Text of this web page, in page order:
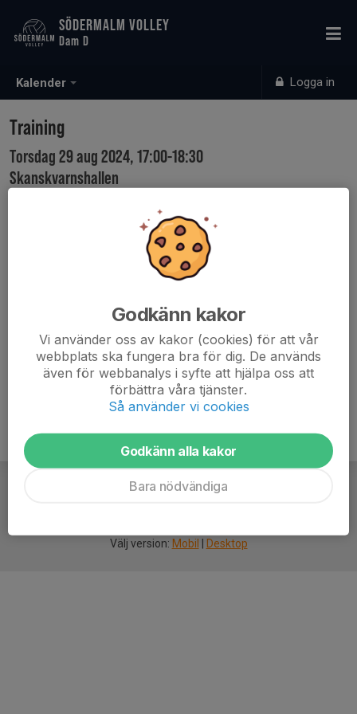
Kalender Logga in
SÖDERMALM VOLLEY
Dam D
Training
Torsdag 29 aug 2024, 17:00-18:30
Skanskvarnshallen
Välj version: Mobil Desktop
Godkänn kakor
Vi använder oss av kakor (cookies) för att vår
webbplats ska fungera bra för dig. De används
även för webbanalys i syfte att hjälpa oss att
förbättra våra tjänster.
Så använder vi cookies
Godkänn alla kakor
Bara nödvändiga